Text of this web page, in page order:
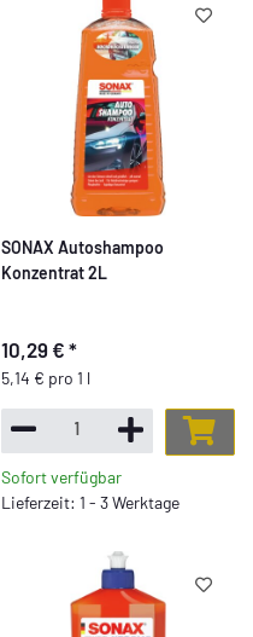
SONAX Autoshampoo
Konzentrat 2L
10,29 € *
5,14 € pro 1 l
Sofort verfügbar
Lieferzeit: 1 - 3 Werktage